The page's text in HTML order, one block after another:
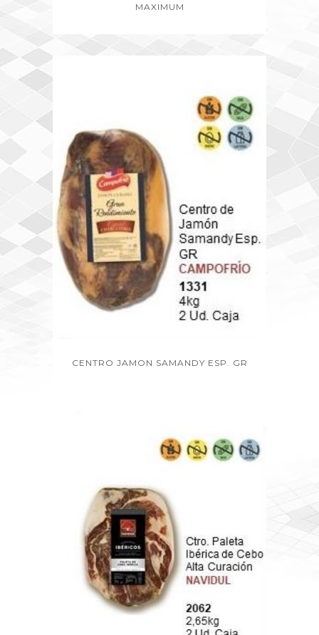
MAXIMUM
CENTRO JAMON SAMANDY ESP. GR